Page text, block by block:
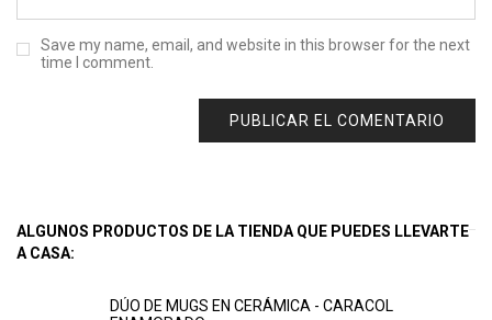
Save my name, email, and website in this browser for the next
time I comment.
ALGUNOS PRODUCTOS DE LA TIENDA QUE PUEDES LLEVARTE
A CASA:
DÚO DE MUGS EN CERÁMICA - CARACOL